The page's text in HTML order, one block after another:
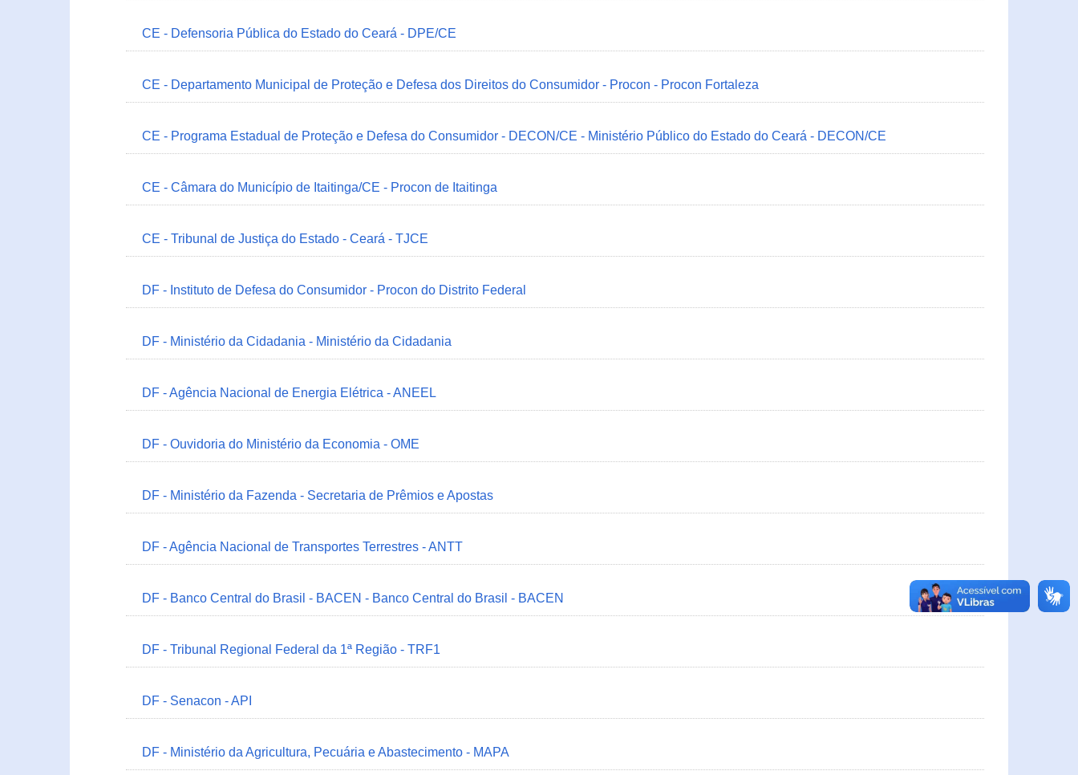
CE - Defensoria Pública do Estado do Ceará - DPE/CE
CE - Departamento Municipal de Proteção e Defesa dos Direitos do Consumidor - Procon - Procon Fortaleza
CE - Programa Estadual de Proteção e Defesa do Consumidor - DECON/CE - Ministério Público do Estado do Ceará - DECON/CE
CE - Câmara do Município de Itaitinga/CE - Procon de Itaitinga
CE - Tribunal de Justiça do Estado - Ceará - TJCE
DF - Instituto de Defesa do Consumidor - Procon do Distrito Federal
DF - Ministério da Cidadania - Ministério da Cidadania
DF - Agência Nacional de Energia Elétrica - ANEEL
DF - Ouvidoria do Ministério da Economia - OME
DF - Ministério da Fazenda - Secretaria de Prêmios e Apostas
DF - Agência Nacional de Transportes Terrestres - ANTT
DF - Banco Central do Brasil - BACEN - Banco Central do Brasil - BACEN
DF - Tribunal Regional Federal da 1ª Região - TRF1
DF - Senacon - API
DF - Ministério da Agricultura, Pecuária e Abastecimento - MAPA